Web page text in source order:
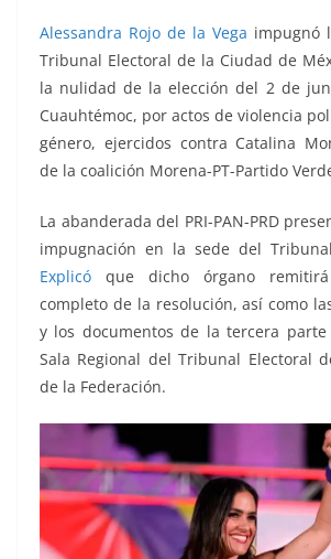
Alessandra Rojo de la Vega impugnó
Tribunal Electoral de la Ciudad de
la nulidad de la elección del 2 de
Cuauhtémoc, por actos de violencia
género, ejercidos contra Catalina
de la coalición Morena-PT-Partido
La abanderada del PRI-PAN-PRD
impugnación en la sede del
Explicó que dicho órgano
completo de la resolución, así como
y los documentos de la tercera
Sala Regional del Tribunal Electoral
de la Federación.